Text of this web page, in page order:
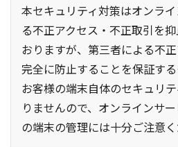
本セキュリティ対策はオンラ
る不正アクセス・不正取引を
おりますが、第三者による不
完全に防止することを保証す
お客様の端末自体のセキュリ
りませんので、オンラインサ
の端末の管理には十分ご注意く